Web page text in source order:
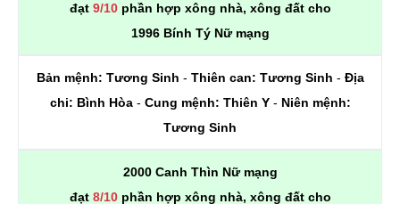
đạt 9/10phần hợp xông nhà, xông đất cho
1996 Bính Tý Nữ mạng
Bản mệnh: Tương Sinh - Thiên can: Tương Sinh - Địa
chi: Bình Hòa- Cung mệnh: Thiên Y- Niên mệnh:
Tương Sinh
2000 Canh Thìn Nữ mạng
đạt 8/10phần hợp xông nhà, xông đất cho